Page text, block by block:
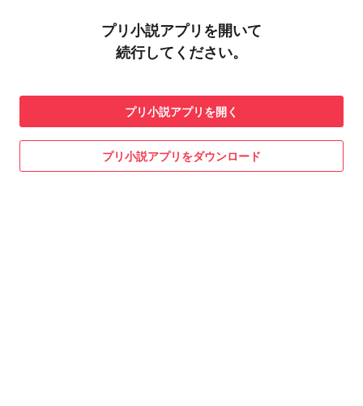
プリ小説アプリを開いて
続行してください。
プリ小説アプリを開く
プリ小説アプリをダウンロード